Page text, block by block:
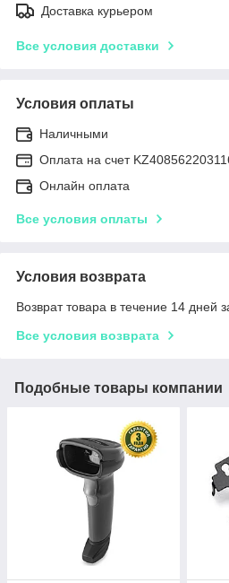
Доставка курьером
Все условия доставки
Условия оплаты
Наличными
Оплата на счет
Онлайн оплата
Все условия оплаты
Условия возврата
Возврат товара в течение 14 дней
Все условия возврата
Подобные товары компании